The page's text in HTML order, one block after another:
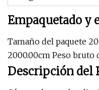
Empaquetado y
Tamaño del paquete
2000.00cm Peso bruto
Descripción del